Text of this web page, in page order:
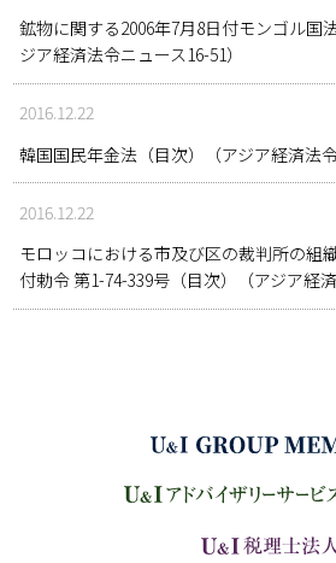
鉱物に関する2006年7月8日付モンゴル国
ジア経済法令ニュース16-51）
2016.12.22
韓国国民年金法（目次）（アジア経済法令
2016.12.22
モロッコにおける市及び区の裁判所の組
付勅令 第1-74-339号（目次）（アジア経